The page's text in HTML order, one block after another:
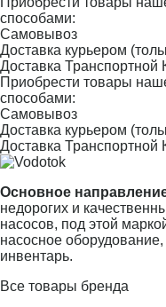
способами:
Самовывоз
Доставка курьером
Доставка Транспортной
Приобрести товары
способами:
Самовывоз
Доставка курьером
Доставка Транспортной
Основное
недорогих и
насосов, под этой
насосное
инвентарь.
Все товары бренда